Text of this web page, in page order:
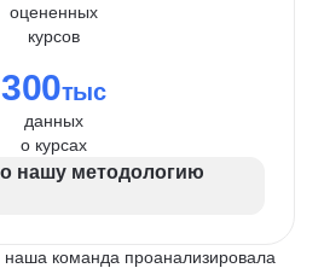
оцененных
курсов
300тыс
данных
о курсах
нашу методологию
наша команда проанализировала